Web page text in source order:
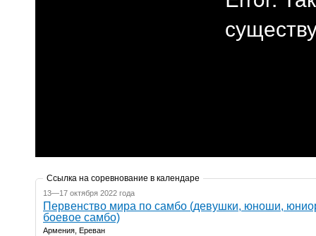
Ссылка на соревнование в календаре
13—17 октября 2022 года
Первенство мира по самбо (девушки, юноши,
боевое самбо)
Армения, Ереван